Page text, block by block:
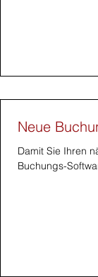
Neue
Damit Sie Ihren
Buchungs-